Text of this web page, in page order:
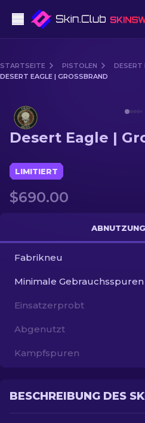
Mittelklasse
Gewehr
Messer
Handschuh
Andere
STARTSEITE PISTOLEN
DESERT
DESERT EAGLE | GROSSBRAND
Desert Eagle |
LIMITIERT
$690.00
Fabrikneu
Minimale Gebrauchsspuren
Einsatzerprobt
Abgenutzt
Kampfspuren
BESCHREIBUNG DES